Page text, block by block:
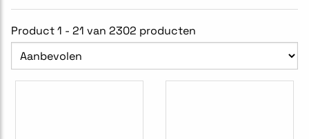
Product 1 - 21 van 2302 producten